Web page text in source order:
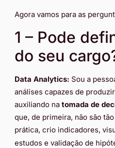
Agora vamos para as
1 – Pode
do seu
Data Analytics: Sou a
análises capazes de
auxiliando na tomada de
que, de primeira, não são
prática, crio indicadores,
estudos e validação de